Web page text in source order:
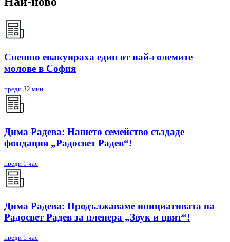
Спешно евакуираха един от най-големите
молове в София
преди 32 мин
Дима Радева: Нашето семейство създаде
фондация „Радосвет Радев“!
преди 1 час
Дима Радева: Продължаваме инициативата на
Радосвет Радев за пленера „Звук и цвят“!
преди 1 час